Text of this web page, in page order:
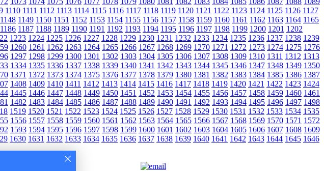
1110 1111 1112 1113 1114 1115 1116 1117 1118 1119 1120 1121 1122 1123 1124 1125 1126 1127
1148 1149 1150 1151 1152 1153 1154 1155 1156 1157 1158 1159 1160 1161 1162 1163 1164 1165
1186 1187 1188 1189 1190 1191 1192 1193 1194 1195 1196 1197 1198 1199 1200 1201 1202
1223 1224 1225 1226 1227 1228 1229 1230 1231 1232 1233 1234 1235 1236 1237 1238 1239
1260 1261 1262 1263 1264 1265 1266 1267 1268 1269 1270 1271 1272 1273 1274 1275 1276
1297 1298 1299 1300 1301 1302 1303 1304 1305 1306 1307 1308 1309 1310 1311 1312 1313
1334 1335 1336 1337 1338 1339 1340 1341 1342 1343 1344 1345 1346 1347 1348 1349 1350
1371 1372 1373 1374 1375 1376 1377 1378 1379 1380 1381 1382 1383 1384 1385 1386 1387
1408 1409 1410 1411 1412 1413 1414 1415 1416 1417 1418 1419 1420 1421 1422 1423 1424
1445 1446 1447 1448 1449 1450 1451 1452 1453 1454 1455 1456 1457 1458 1459 1460 1461
1482 1483 1484 1485 1486 1487 1488 1489 1490 1491 1492 1493 1494 1495 1496 1497 1498
1519 1520 1521 1522 1523 1524 1525 1526 1527 1528 1529 1530 1531 1532 1533 1534 1535
1556 1557 1558 1559 1560 1561 1562 1563 1564 1565 1566 1567 1568 1569 1570 1571 1572
1593 1594 1595 1596 1597 1598 1599 1600 1601 1602 1603 1604 1605 1606 1607 1608 1609
1630 1631 1632 1633 1634 1635 1636 1637 1638 1639 1640 1641 1642 1643 1644 1645 1646